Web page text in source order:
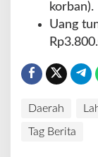
korban).
Uang
Daerah
Tag Berita